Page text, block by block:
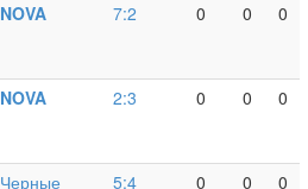
NOVA 7:2 0 0 0
NOVA 2:3 0 0 0
Черные
5:4 0 0 0